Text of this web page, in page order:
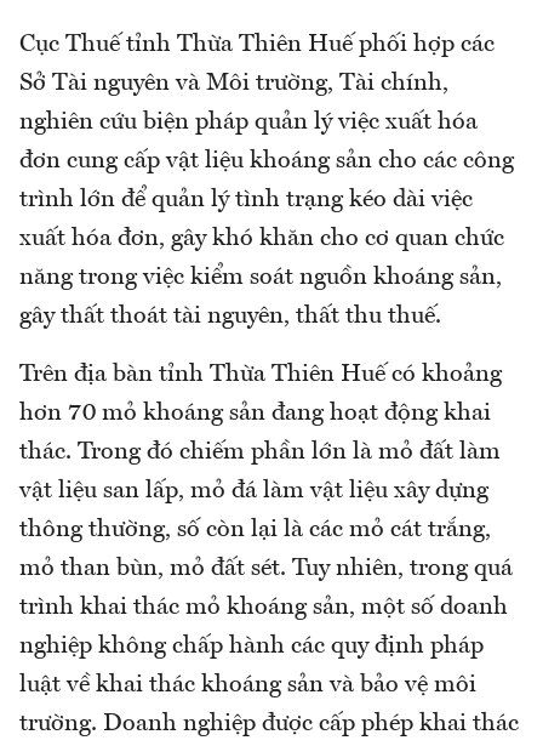
Cục Thuế tỉnh Thừa Thiên Huế phối hợp các
Sở Tài nguyên và Môi trường, Tài chính,
nghiên cứu biện pháp quản lý việc xuất hóa
đơn cung cấp vật liệu khoáng sản cho các công
trình lớn để quản lý tình trạng kéo dài việc
xuất hóa đơn, gây khó khăn cho cơ quan chức
năng trong việc kiểm soát nguồn khoáng sản,
gây thất thoát tài nguyên, thất thu thuế.
Trên địa bàn tỉnh Thừa Thiên Huế có khoảng
hơn 70 mỏ khoáng sản đang hoạt động khai
thác. Trong đó chiếm phần lớn là mỏ đất làm
vật liệu san lấp, mỏ đá làm vật liệu xây dựng
thông thường, số còn lại là các mỏ cát trắng,
mỏ than bùn, mỏ đất sét. Tuy nhiên, trong quá
trình khai thác mỏ khoáng sản, một số doanh
nghiệp không chấp hành các quy định pháp
luật về khai thác khoáng sản và bảo vệ môi
trường. Doanh nghiệp được cấp phép khai thác